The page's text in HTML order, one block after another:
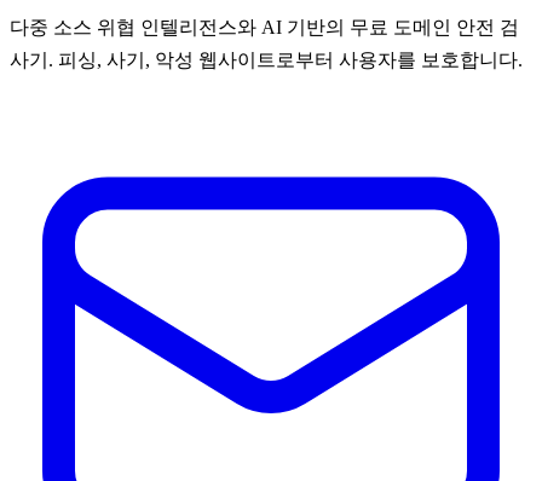
다중 소스 위협 인텔리전스와 AI 기반의 무료 도메인 안전 검
사기. 피싱, 사기, 악성 웹사이트로부터 사용자를 보호합니다.